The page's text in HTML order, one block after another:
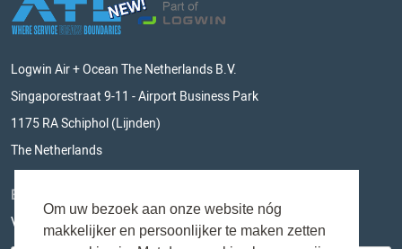
Om uw bezoek aan onze website nóg
makkelijker en persoonlijker te maken zetten
Logwin Air + Ocean The Netherlands B.V.
Singaporestraat 9-11 - Airport Business Park
1175 RA Schiphol (Lijnden)
The Netherlands
BLIJF OP DE HOOGTE
Vul hieronder je e-mailadres in en mis niks meer!